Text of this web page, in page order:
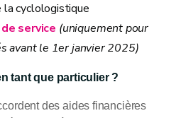
cyclologistique
service (uniquement pour
avant le 1er janvier 2025)
tant que particulier ?
des aides financières